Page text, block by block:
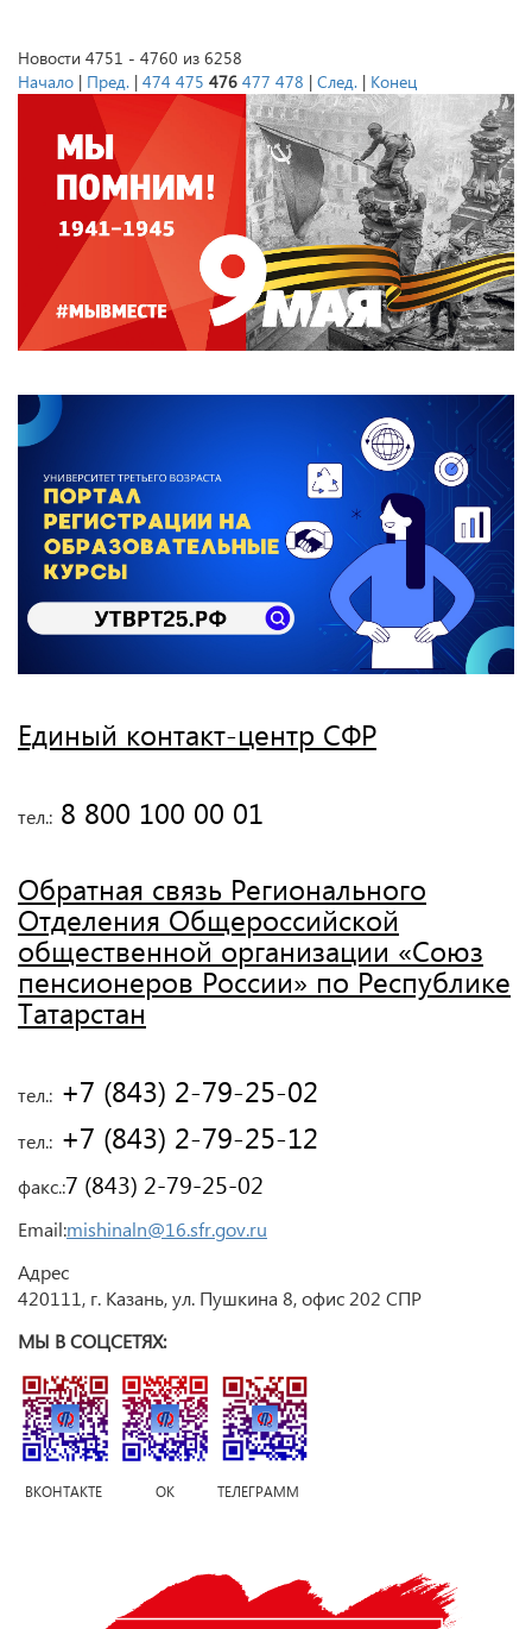
Новости 4751 - 4760 из 6258
Начало | Пред. | 474 475 476 477 478 | След. | Конец
Единый контакт-центр СФР
тел.: 8 800 100 00 01
Обратная связь Регионального
Отделения Общероссийской
общественной организации «Союз
пенсионеров России» по Республике
Татарстан
тел.: +7 (843) 2-79-25-02
тел.: +7 (843) 2-79-25-12
факс.:7 (843) 2-79-25-02
Email:mishinaln@16.sfr.gov.ru
Адрес
420111, г. Казань, ул. Пушкина 8, офис 202 СПР
МЫ В СОЦСЕТЯХ:
ВКОНТАКТЕ ОК ТЕЛЕГРАММ